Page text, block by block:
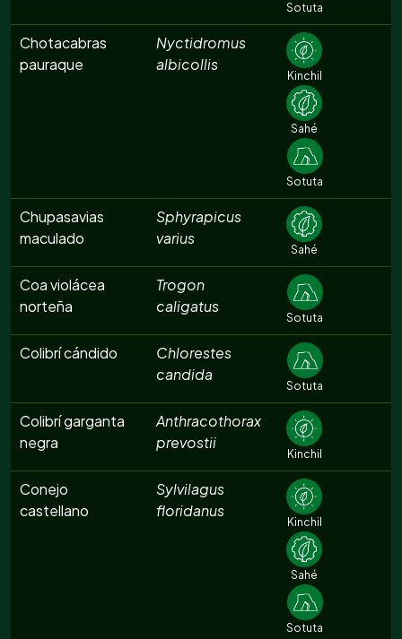
Sotuta
Chotacabras
pauraque
Nyctidromus
albicollis
Kinchil
Sahé
Sotuta
Chupasavias
maculado
Sphyrapicus
varius
Sahé
Coa violácea
norteña
Trogon
caligatus
Sotuta
Colibrí cándido
Chlorestes
candida
Sotuta
Colibrí garganta
negra
Anthracothorax
prevostii
Kinchil
Conejo
castellano
Sylvilagus
floridanus
Kinchil
Sahé
Sotuta